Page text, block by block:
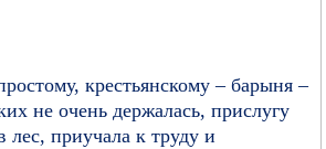
крестьянскому – барыня –
не очень держалась, прислугу
лес, приучала к труду и